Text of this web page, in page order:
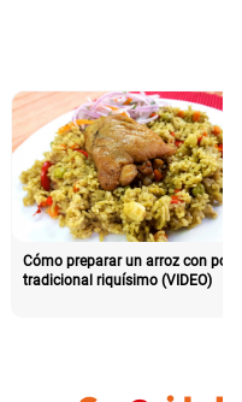
Cómo preparar un arroz con pollo
tradicional riquísimo (VIDEO)